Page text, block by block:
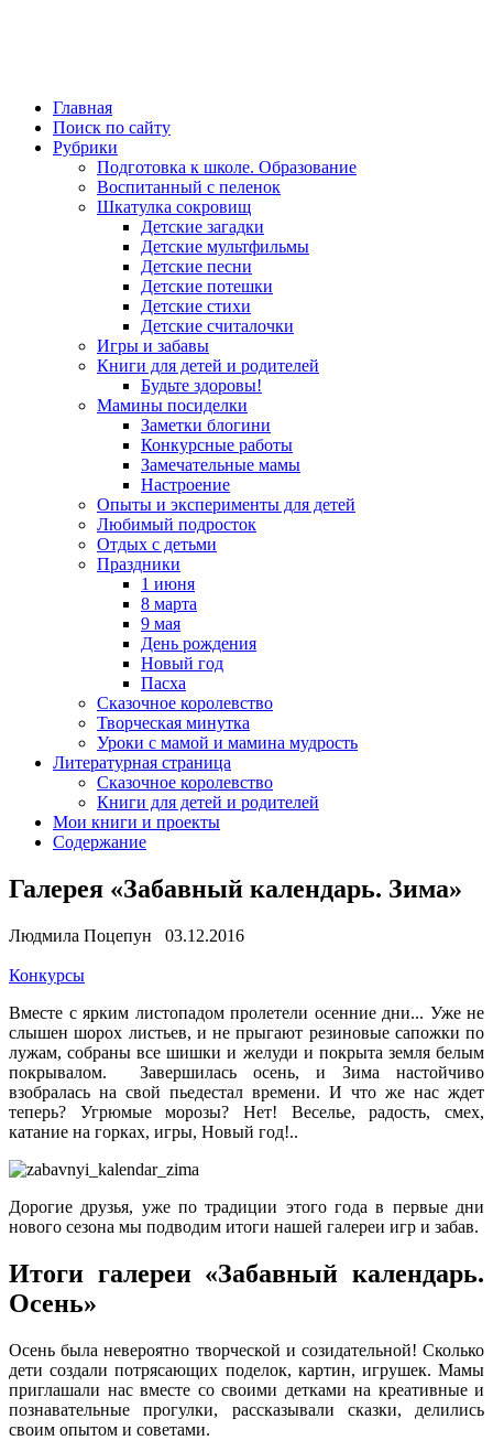
Главная
Поиск по сайту
Рубрики
Подготовка к школе. Образование
Воспитанный с пеленок
Шкатулка сокровищ
Детские загадки
Детские мультфильмы
Детские песни
Детские потешки
Детские стихи
Детские считалочки
Игры и забавы
Книги для детей и родителей
Будьте здоровы!
Мамины посиделки
Заметки блогини
Конкурсные работы
Замечательные мамы
Настроение
Опыты и эксперименты для детей
Любимый подросток
Отдых с детьми
Праздники
1 июня
8 марта
9 мая
День рождения
Новый год
Пасха
Сказочное королевство
Творческая минутка
Уроки с мамой и мамина мудрость
Литературная страница
Сказочное королевство
Книги для детей и родителей
Мои книги и проекты
Содержание
Галерея «Забавный календарь. Зима»
Людмила Поцепун 03.12.2016
Конкурсы
Вместе с ярким листопадом пролетели осенние дни... Уже не
слышен шорох листьев, и не прыгают резиновые сапожки по
лужам, собраны все шишки и желуди и покрыта земля белым
покрывалом. Завершилась осень, и Зима настойчиво
взобралась на свой пьедестал времени. И что же нас ждет
теперь? Угрюмые морозы? Нет! Веселье, радость, смех,
катание на горках, игры, Новый год!..
Дорогие друзья, уже по традиции этого года в первые дни
нового сезона мы подводим итоги нашей галереи игр и забав.
Итоги галереи «Забавный календарь.
Осень»
Осень была невероятно творческой и созидательной! Сколько
дети создали потрясающих поделок, картин, игрушек. Мамы
приглашали нас вместе со своими детками на креативные и
познавательные прогулки, рассказывали сказки, делились
своим опытом и советами.